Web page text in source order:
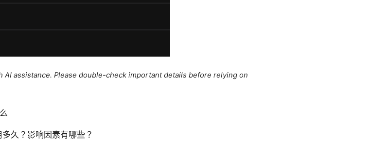
assistance. Please double-check important details before relying on
久？影响因素有哪些？